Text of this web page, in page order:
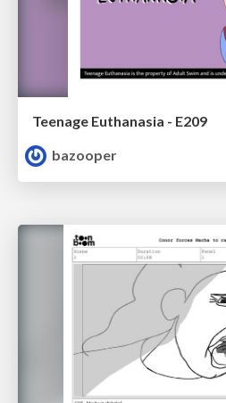
Teenage Euthanasia - E209
bazooper